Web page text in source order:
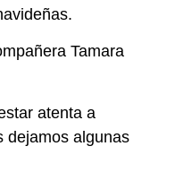
Tamara
atenta a
dejamos algunas